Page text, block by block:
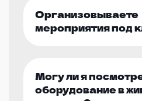
Организовываете
мероприятия под
Могу ли я
оборудование в